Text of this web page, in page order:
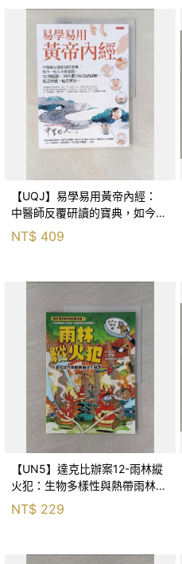
【UQJ】易學易用黃帝內經：
中醫師反覆研讀的寶典，如今一
般人也能實踐。12條經絡、365
個穴位白話詳解，經之所過，病
NT$ 409
【UN5】達克比辦案12-雨林縱
火犯：生物多樣性與熱帶雨林生
態系_柯智元
NT$ 229